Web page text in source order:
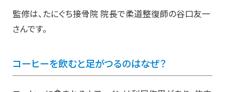
監修は、たにぐち接骨院 院長で柔道整復師の谷口友一
さんです。
コーヒーを飲むと足がつるのはなぜ？